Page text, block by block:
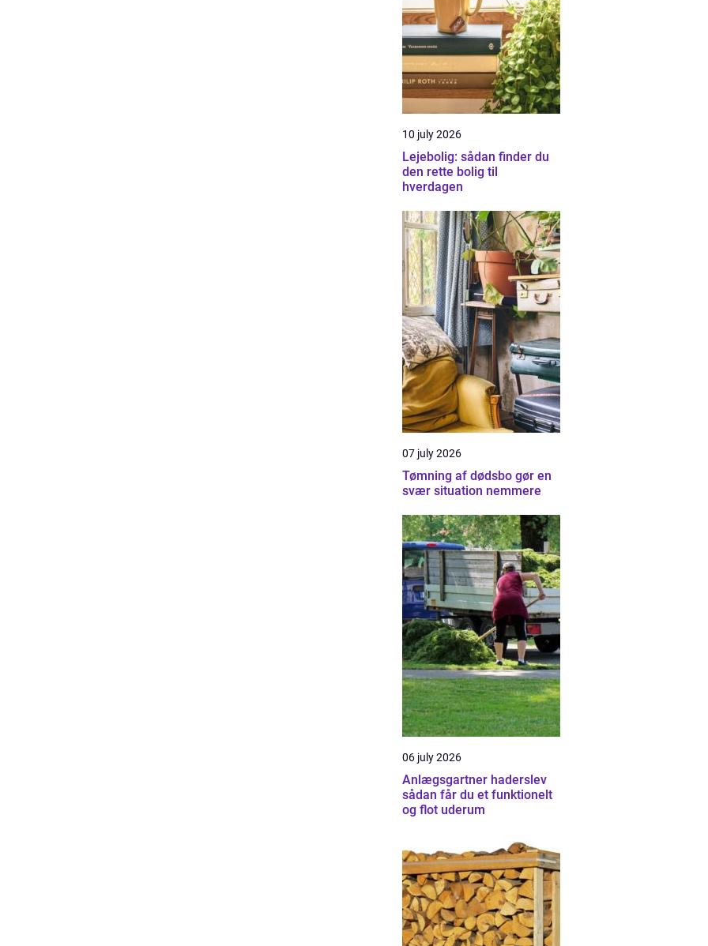
10 july 2026
Lejebolig: sådan finder du
den rette bolig til
hverdagen
07 july 2026
Tømning af dødsbo gør en
svær situation nemmere
06 july 2026
Anlægsgartner haderslev
sådan får du et funktionelt
og flot uderum